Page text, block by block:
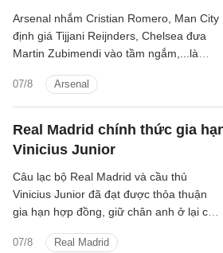
07/8 Arsenal
Arsenal nhắm Cristian Romero, Man City
định giá Tijjani Reijnders, Chelsea đưa
Martin Zubimendi vào tầm ngắm,...là
tin bóng đá sáng 31/7.
Real Madrid chính thức gia
Vinicius Junior
07/8 Real Madrid
Câu lạc bộ Real Madrid và cầu thủ
Vinicius Junior đã đạt được thỏa thuận
gia hạn hợp đồng, giữ chân anh ở lại câu